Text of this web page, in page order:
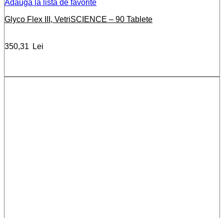
Adauga la lista de favorite
Glyco Flex III, VetriSCIENCE – 90 Tablete
350,31 Lei